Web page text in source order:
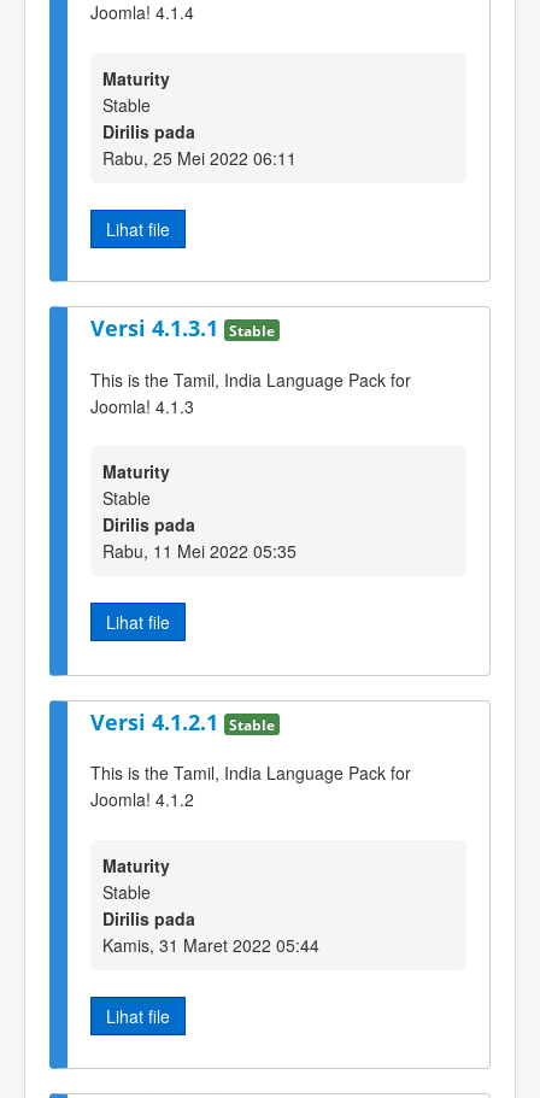
Joomla! 4.1.4
Maturity
Stable
Dirilis pada
Rabu, 25 Mei 2022 06:11
Lihat file
Versi 4.1.3.1 Stable
This is the Tamil, India Language Pack for
Joomla! 4.1.3
Maturity
Stable
Dirilis pada
Rabu, 11 Mei 2022 05:35
Lihat file
Versi 4.1.2.1 Stable
This is the Tamil, India Language Pack for
Joomla! 4.1.2
Maturity
Stable
Dirilis pada
Kamis, 31 Maret 2022 05:44
Lihat file